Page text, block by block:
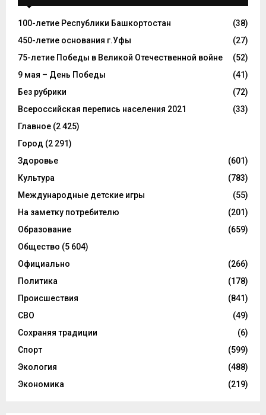
100-летие Республики Башкортостан
(38)
450-летие основания г.Уфы
(27)
75-летие Победы в Великой Отечественной войне
(52)
9 мая – День Победы
(41)
Без рубрики
(72)
Всероссийская перепись населения 2021
(33)
Главное (2 425)
Город (2 291)
Здоровье
(601)
Культура
(783)
Международные детские игры
(55)
На заметку потребителю
(201)
Образование
(659)
Общество (5 604)
Официально
(266)
Политика
(178)
Происшествия
(841)
СВО
(49)
Сохраняя традиции
(6)
Спорт
(599)
Экология
(488)
Экономика
(219)